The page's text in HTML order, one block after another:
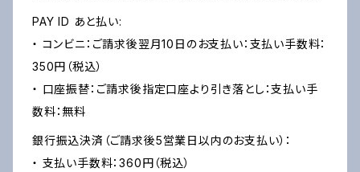
PAY ID あと払い:
・ コンビニ：ご請求後翌月10日のお支払い：支払い手数料：
350円（税込）
・ 口座振替：ご請求後指定口座より引き落とし：支払い手
数料：無料
銀行振込決済（ご請求後5営業日以内のお支払い）：
・ 支払い手数料：360円（税込）